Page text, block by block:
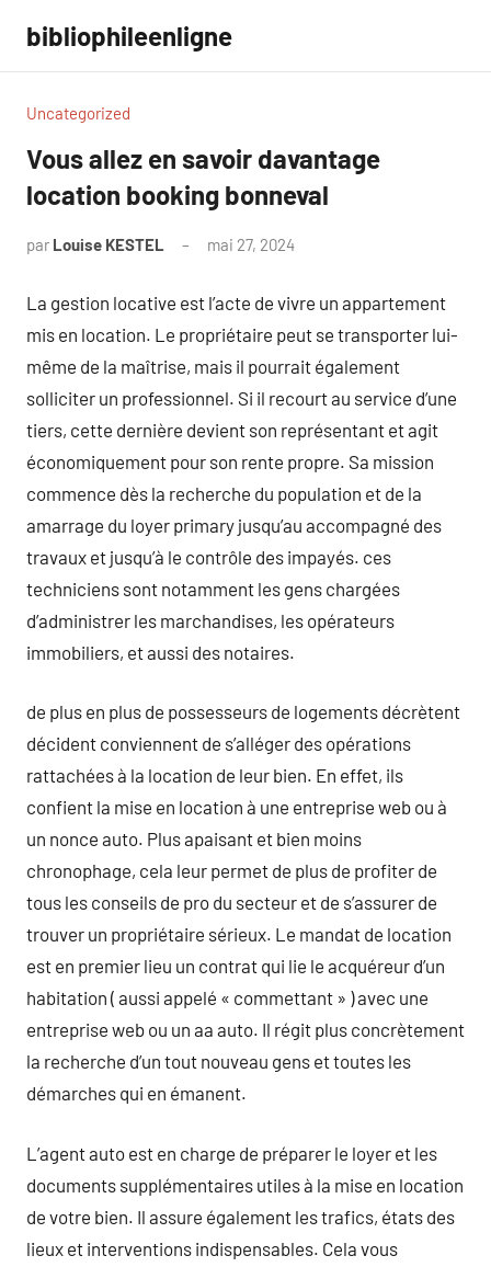
contenu
bibliophileenligne
Uncategorized
Vous allez en savoir davantage
location booking bonneval
par Louise KESTEL mai 27, 2024
La gestion locative est l’acte de vivre un appartement
mis en location. Le propriétaire peut se transporter lui-
même de la maîtrise, mais il pourrait également
solliciter un professionnel. Si il recourt au service d’une
tiers, cette dernière devient son représentant et agit
économiquement pour son rente propre. Sa mission
commence dès la recherche du population et de la
amarrage du loyer primary jusqu’au accompagné des
travaux et jusqu’à le contrôle des impayés. ces
techniciens sont notamment les gens chargées
d’administrer les marchandises, les opérateurs
immobiliers, et aussi des notaires.
de plus en plus de possesseurs de logements décrètent
décident conviennent de s’alléger des opérations
rattachées à la location de leur bien. En effet, ils
confient la mise en location à une entreprise web ou à
un nonce auto. Plus apaisant et bien moins
chronophage, cela leur permet de plus de profiter de
tous les conseils de pro du secteur et de s’assurer de
trouver un propriétaire sérieux. Le mandat de location
est en premier lieu un contrat qui lie le acquéreur d’un
habitation ( aussi appelé « commettant » ) avec une
entreprise web ou un aa auto. Il régit plus concrètement
la recherche d’un tout nouveau gens et toutes les
démarches qui en émanent.
L’agent auto est en charge de préparer le loyer et les
documents supplémentaires utiles à la mise en location
de votre bien. Il assure également les trafics, états des
lieux et interventions indispensables. Cela vous